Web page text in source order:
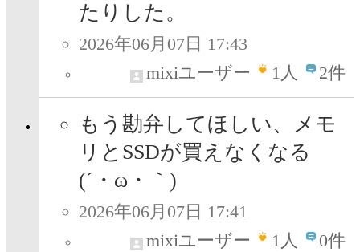
たりした。
2026年06月07日 17:43
mixiユーザー
1人 2件
もう勘弁してほしい、メモ
リとSSDが買えなくなる
(´・ω・｀)
2026年06月07日 17:41
mixiユーザー
1人 0件